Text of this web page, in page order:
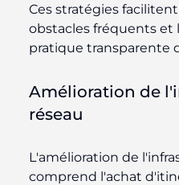
Ces stratégies
obstacles fréquents
pratique transparente
Amélioration de
réseau
L'amélioration de
comprend l'achat